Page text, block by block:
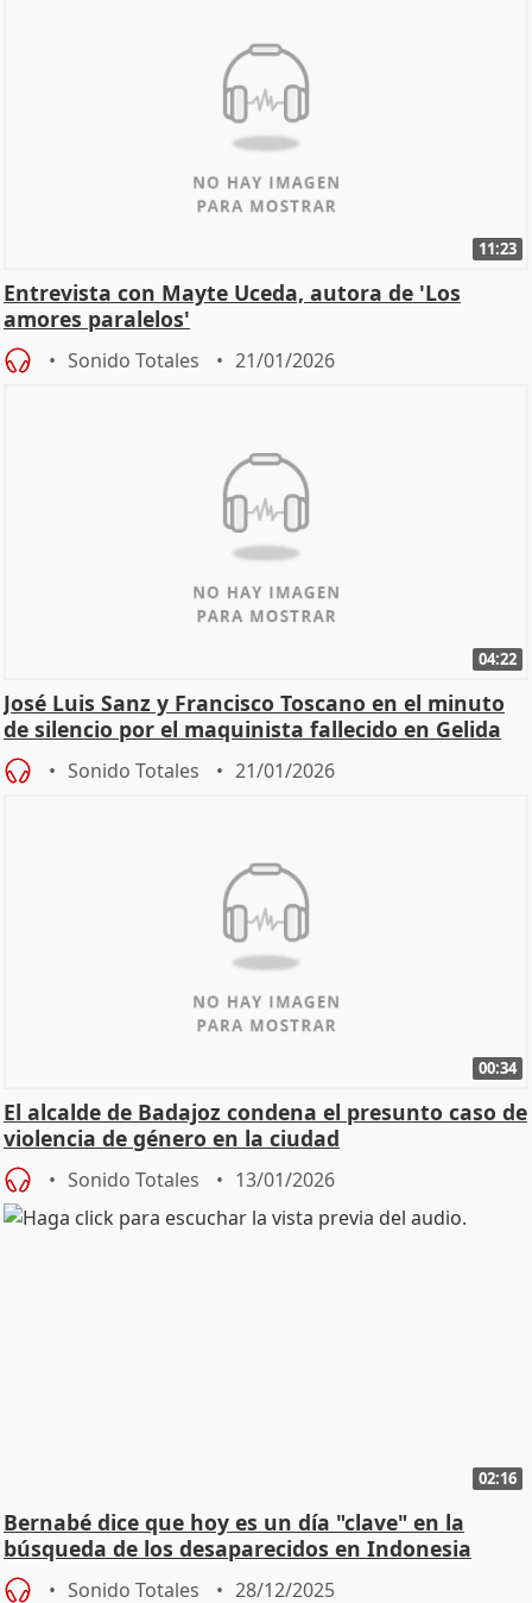
11:23
Entrevista con Mayte Uceda, autora de 'Los
amores paralelos'
Sonido Totales 21/01/2026
04:22
José Luis Sanz y Francisco Toscano en el minuto
de silencio por el maquinista fallecido en Gelida
Sonido Totales 21/01/2026
00:34
El alcalde de Badajoz condena el presunto caso de
violencia de género en la ciudad
Sonido Totales 13/01/2026
02:16
Bernabé dice que hoy es un día "clave" en la
búsqueda de los desaparecidos en Indonesia
Sonido Totales 28/12/2025